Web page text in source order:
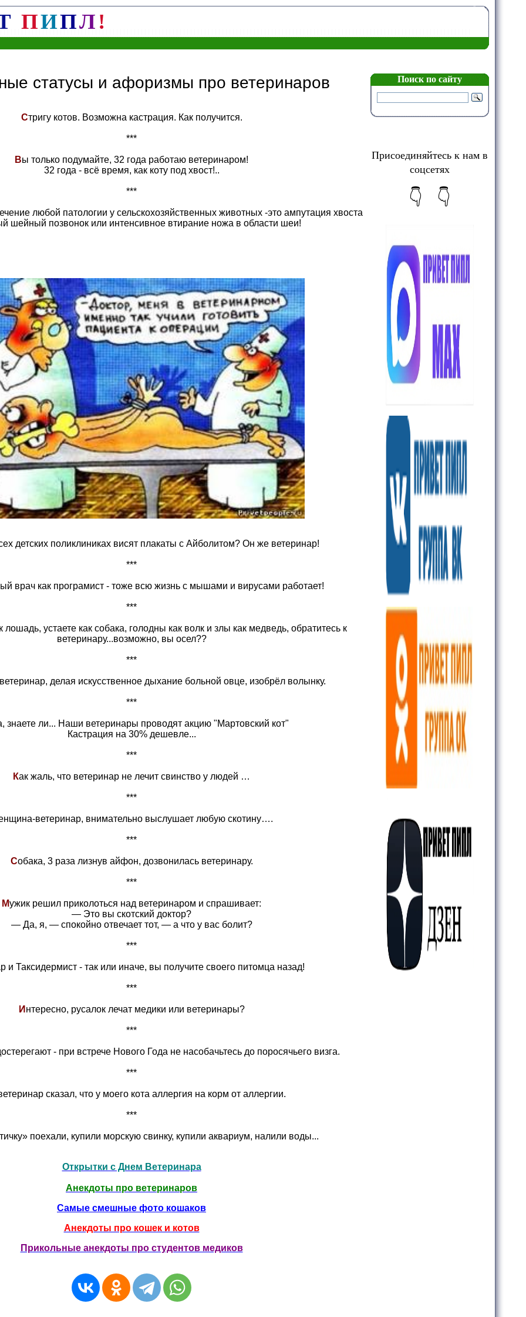
ПИПЛ!
статусы и афоризмы про ветеринаров
Стригу котов. Возможна кастрация. Как получится.
***
Вы только подумайте, 32 года работаю ветеринаром!
32 года - всё время, как коту под хвост!..
***
любой патологии у сельскохозяйственных животных -это ампутация хвоста
шейный позвонок или интенсивное втирание ножа в области шеи!
детских поликлиниках висят плакаты с Айболитом? Он же ветеринар!
***
врач как програмист - тоже всю жизнь с мышами и вирусами работает!
***
устаете как собака, голодны как волк и злы как медведь, обратитесь к
ветеринару...возможно, вы осел??
***
делая искусственное дыхание больной овце, изобрёл волынку.
***
знаете ли... Наши ветеринары проводят акцию "Мартовский кот"
Кастрация на 30% дешевле...
***
Как жаль, что ветеринар не лечит свинство у людей …
***
ветеринар, внимательно выслушает любую скотину….
***
Собака, 3 раза лизнув айфон, дозвонилась ветеринару.
***
Мужик решил приколоться над ветеринаром и спрашивает:
— Это вы скотский доктор?
— Да, я, — спокойно отвечает тот, — а что у вас болит?
***
и Таксидермист - так или иначе, вы получите своего питомца назад!
***
И нтересно, русалок лечат медики или ветеринары?
***
- при встрече Нового Года не насобачьтесь до поросячьего визга.
***
сказал, что у моего кота аллергия на корм от аллергии.
***
поехали, купили морскую свинку, купили аквариум, налили воды...
Открытки с Днем Ветеринара
Анекдоты про ветеринаров
Самые смешные фото кошаков
Анекдоты про кошек и котов
Прикольные анекдоты про студентов медиков
Поиск по сайту
Присоединяйтесь к нам в
соцсетях
👇 👇